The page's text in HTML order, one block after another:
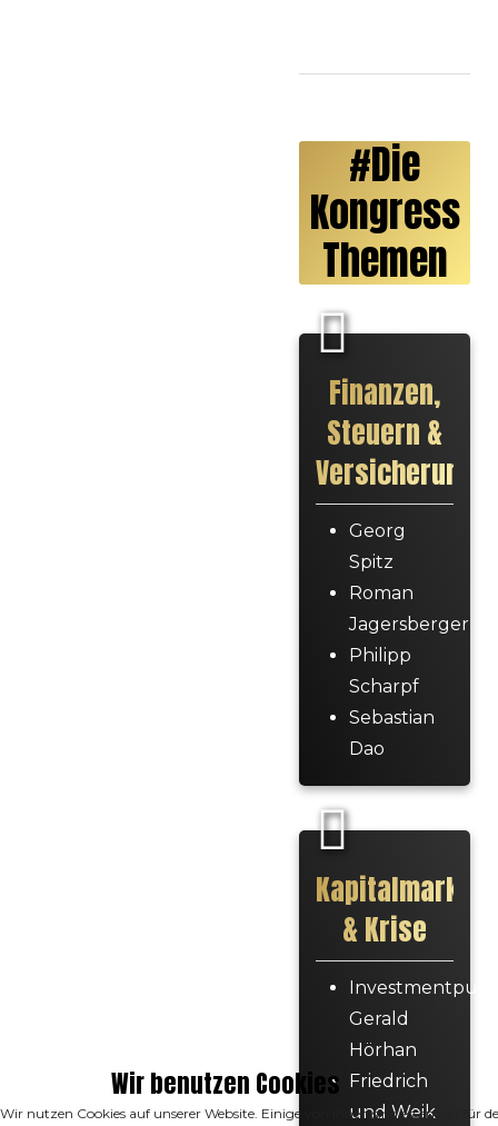
#Die
Kongress
Themen
Finanzen,
Steuern &
Georg
Spitz
Roman
Jagersberger
Philipp
Scharpf
Sebastian
Dao
Kapitalmarkt
& Krise
Gerald
Hörhan
Friedrich
und Weik
Wir benutzen Cookies
Wir nutzen Cookies auf unserer Website. Einige von ihnen sind essenziell für